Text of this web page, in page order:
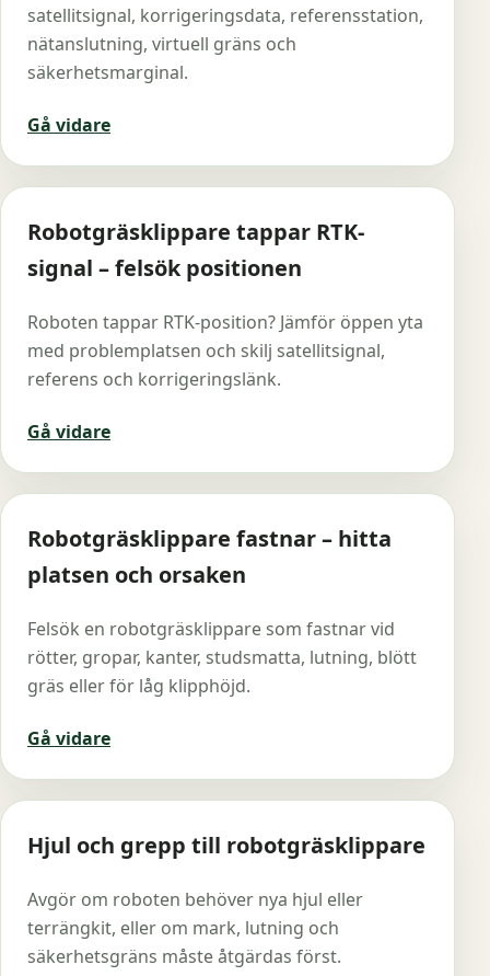
satellitsignal, korrigeringsdata, referensstation,
nätanslutning, virtuell gräns och
säkerhetsmarginal.
Gå vidare
Robotgräsklippare tappar RTK-
signal – felsök positionen
Roboten tappar RTK-position? Jämför öppen yta
med problemplatsen och skilj satellitsignal,
referens och korrigeringslänk.
Gå vidare
Robotgräsklippare fastnar – hitta
platsen och orsaken
Felsök en robotgräsklippare som fastnar vid
rötter, gropar, kanter, studsmatta, lutning, blött
gräs eller för låg klipphöjd.
Gå vidare
Hjul och grepp till robotgräsklippare
Avgör om roboten behöver nya hjul eller
terrängkit, eller om mark, lutning och
säkerhetsgräns måste åtgärdas först.